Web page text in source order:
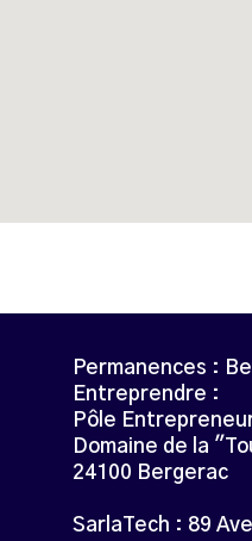
Permanences :
Entreprendre :
Pôle
Domaine de la
24100 Bergerac
SarlaTech : 89